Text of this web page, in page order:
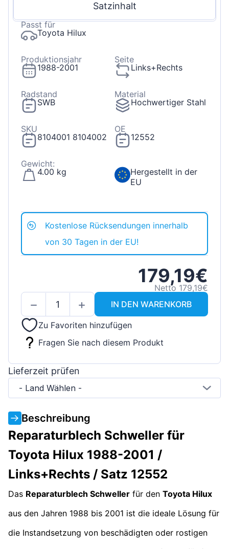
Satzinhalt
Passt für
Toyota Hilux
Produktionsjahr
1988-2001
Seite
Links+Rechts
Radstand
SWB
Material
Hochwertiger Stahl
SKU
8104001 8104002
OE
12552
Gewicht:
4.00 kg
Hergestellt in der
EU
Kostenlose Rücksendungen innerhalb
von 30 Tagen in der EU!
179,19€
Netto 179,19€
IN DEN WARENKORB
Zu Favoriten hinzufügen
Fragen Sie nach diesem Produkt
Lieferzeit prüfen
- Land Wählen -
Beschreibung
Reparaturblech Schweller für
Toyota Hilux 1988-2001 /
Links+Rechts / Satz 12552
Das Reparaturblech Schweller für den Toyota Hilux
aus den Jahren 1988 bis 2001 ist die ideale Lösung für
die Instandsetzung von beschädigten oder rostigen